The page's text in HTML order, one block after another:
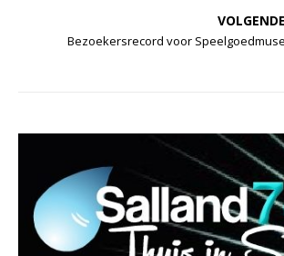
VOLGENDE
Bezoekersrecord voor